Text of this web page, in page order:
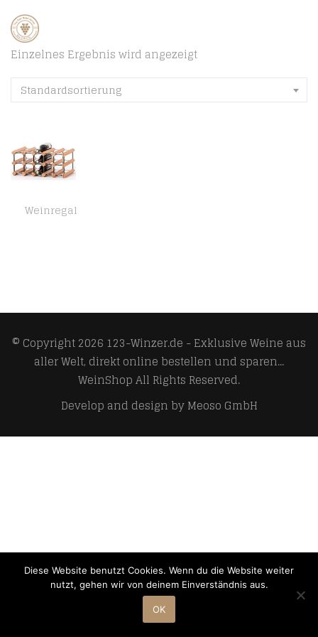
Einzelnes Ergebnis wird angezeigt
Standardsortierung
Weinregal
© Copyright 2026 123-Winzer.de - Exklusive Weine aus
aller Welt, direkt online bestellen und sparen...
WeinShopAll Rights Reserved.
Develop and design byMeoso GmbH
Diese Website benutzt Cookies. Wenn du die Website weiter
nutzt, gehen wir von deinem Einverständnis aus.
OK